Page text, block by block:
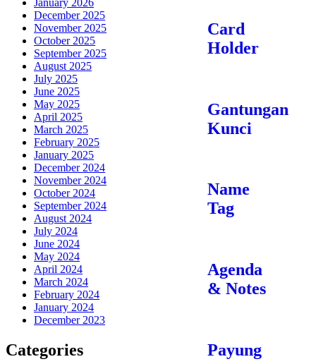
Card
Holder
Gantungan
Kunci
Name
Tag
Agenda
& Notes
Payung
January 2026
December 2025
November 2025
October 2025
September 2025
August 2025
July 2025
June 2025
May 2025
April 2025
March 2025
February 2025
January 2025
December 2024
November 2024
October 2024
September 2024
August 2024
July 2024
June 2024
May 2024
April 2024
March 2024
February 2024
January 2024
December 2023
Categories